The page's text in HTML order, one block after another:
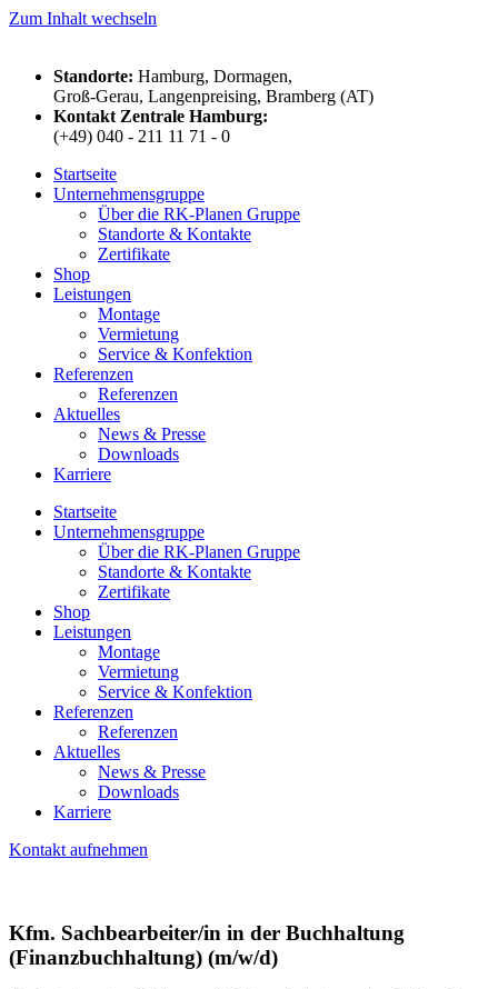
Zum Inhalt wechseln
Standorte: Hamburg, Dormagen,
Groß-Gerau, Langenpreising, Bramberg (AT)
Kontakt Zentrale Hamburg:
(+49) 040 - 211 11 71 - 0
Startseite
Unternehmensgruppe
Über die RK-Planen Gruppe
Standorte & Kontakte
Zertifikate
Shop
Leistungen
Montage
Vermietung
Service & Konfektion
Referenzen
Referenzen
Aktuelles
News & Presse
Downloads
Karriere
Startseite
Unternehmensgruppe
Über die RK-Planen Gruppe
Standorte & Kontakte
Zertifikate
Shop
Leistungen
Montage
Vermietung
Service & Konfektion
Referenzen
Referenzen
Aktuelles
News & Presse
Downloads
Karriere
Kontakt aufnehmen
Kfm. Sachbearbeiter/in in der Buchhaltung
(Finanzbuchhaltung) (m/w/d)